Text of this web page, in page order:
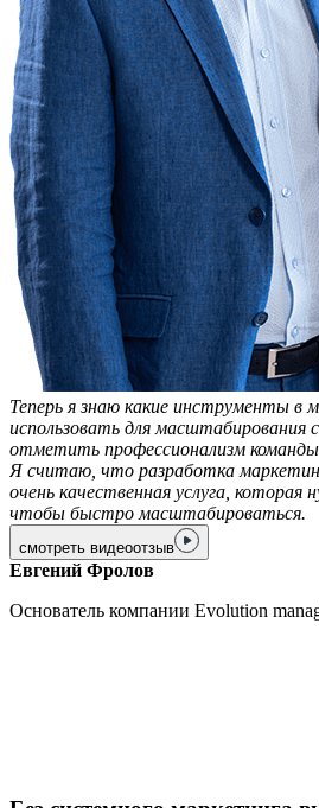
Теперь я знаю какие инструменты в
использовать для масштабирования
отметить профессионализм
Я считаю, что разработка
очень качественная услуга, которая
чтобы быстро масштабироваться.
смотреть видеоотзыв
Евгений Фролов
Основатель компании Evolution